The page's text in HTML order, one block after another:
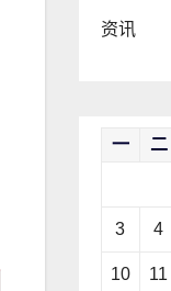
资讯
一 二
3 4
10 11